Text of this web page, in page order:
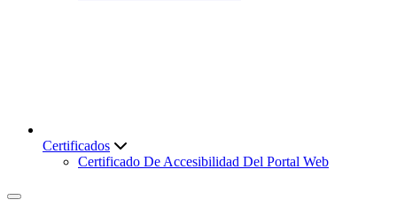
Certificados
Certificado De Accesibilidad Del Portal Web